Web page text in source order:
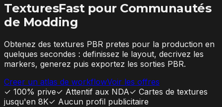
TexturesFast pour Communautés
de Modding
Obtenez des textures PBR pretes pour la production en
quelques secondes : definissez le layout, decrivez les
markers, generez puis exportez les sorties PBR.
Creer un atlas de workflowVoir les offres
✓ 100% prive✓ Attentif aux NDA✓ Cartes de textures
jusqu'en 8K✓ Aucun profil publicitaire